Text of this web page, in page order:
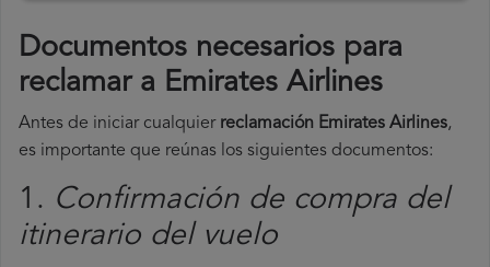
Documentos necesarios para
reclamar a Emirates Airlines
Antes de iniciar cualquier reclamación Emirates Airlines,
es importante que reúnas los siguientes documentos:
1. Confirmación de compra del
itinerario del vuelo